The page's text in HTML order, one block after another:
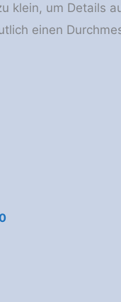
klein, um Details
einen